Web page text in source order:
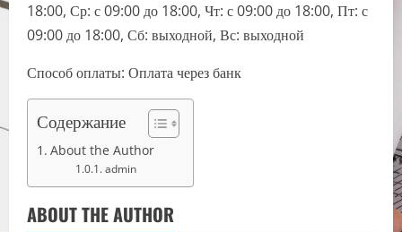
18:00, Ср: с 09:00 до 18:00, Чт: с 09:00 до 18:00, Пт: с
09:00 до 18:00, Сб: выходной, Вс: выходной
Способ оплаты: Оплата через банк
Содержание
About the Author
admin
ABOUT THE AUTHOR